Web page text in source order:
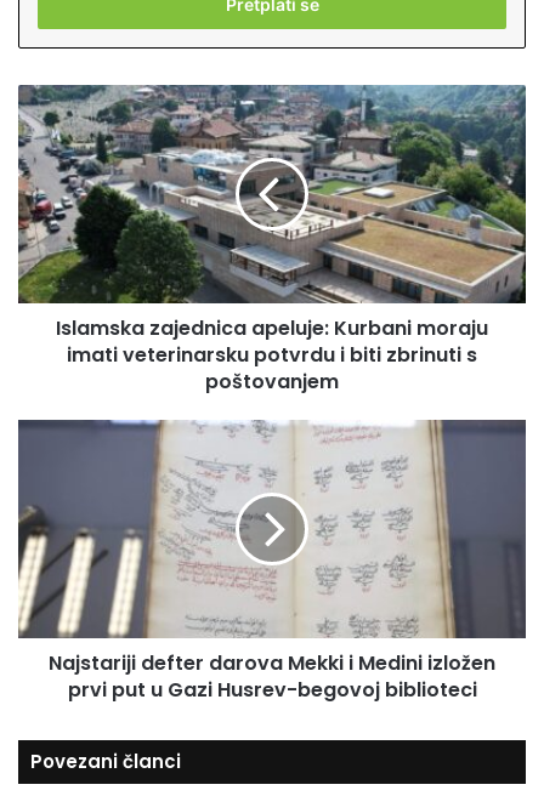
i
e
v
a
š
u
E
m
a
i
I
s
l
a
m
s
k
a
z
n
a
p
e
l
u
r
Islamska zajednica apeluje: Kurbani moraju
imati veterinarsku potvrdu i biti zbrinuti s
poštovanjem
N
s
a
r
i
j
f
e
Najstariji defter darova Mekki i Medini izložen
prvi put u Gazi Husrev-begovoj biblioteci
Povezani članci